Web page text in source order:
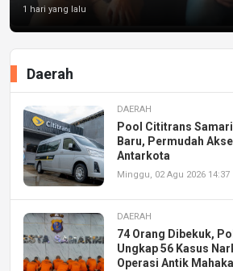
1 hari yang lalu
Daerah
DAERAH
Pool Cititrans
Baru, Permudah
Antarkota
Minggu, 02 Agu 2026 14:37
DAERAH
74 Orang Dibekuk,
Ungkap 56 Kasus
Operasi Antik